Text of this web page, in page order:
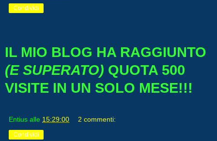
Condividi
IL MIO BLOG HA RAGGIUNTO
(E SUPERATO) QUOTA 500
VISITE IN UN SOLO MESE!!!
Entius alle 15:29:00 2 commenti:
Condividi